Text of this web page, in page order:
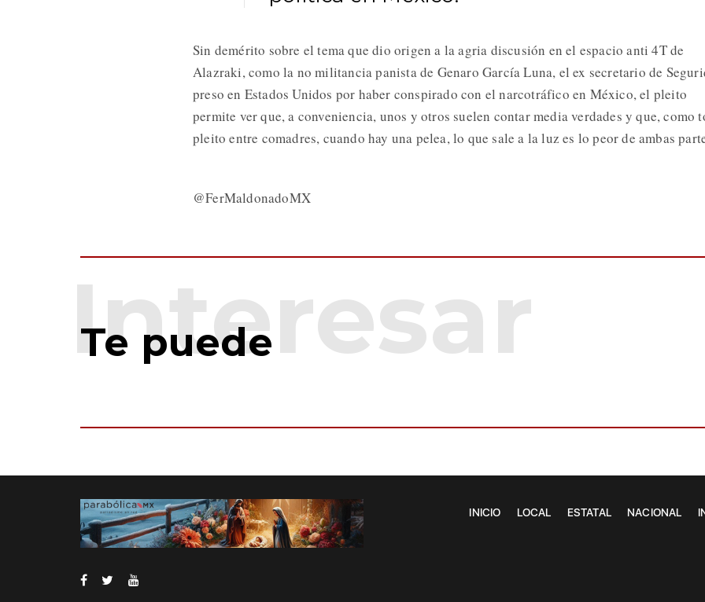
Sin demérito sobre el tema que dio origen a la agria discusión en el espacio anti 4T de
Alazraki, como la no militancia panista de Genaro García Luna, el ex secretario de
preso en Estados Unidos por haber conspirado con el narcotráfico en México, el pleito
permite ver que, a conveniencia, unos y otros suelen contar media verdades y que, como
pleito entre comadres, cuando hay una pelea, lo que sale a la luz es lo peor de ambas
@FerMaldonadoMX
Te puede
INICIO LOCAL ESTATAL NACIONAL